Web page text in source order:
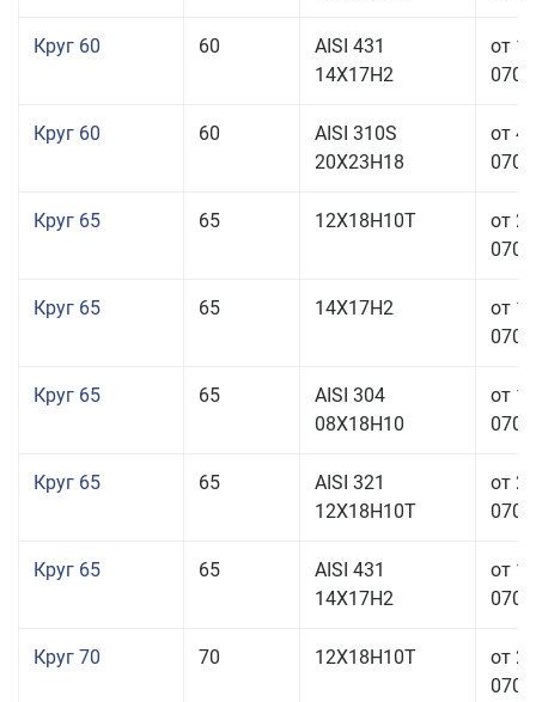
Круг 60 60
AISI 431
14Х17Н2
от
Круг 60 60
AISI 310S
20Х23Н18
от
Круг 65 65 12Х18Н10Т
от
Круг 65 65 14Х17Н2
от
Круг 65 65
AISI 304
08Х18Н10
от
Круг 65 65
AISI 321
12Х18Н10Т
от
Круг 65 65
AISI 431
14Х17Н2
от
Круг 70 70 12Х18Н10Т
от